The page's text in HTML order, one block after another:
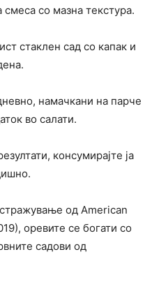
со мазна текстура.
стаклен сад со капак и
намачкани на парче
во салати.
консумирајте ја
од American
оревите се богати со
садови од